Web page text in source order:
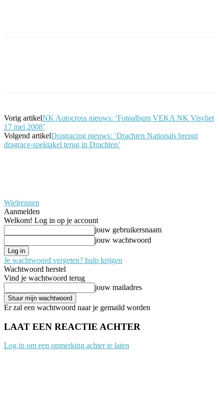
Vorig artikelNK Autocross nieuws: ‘Fotoalbum VEKA NK Visvliet
17 mei 2008’
Volgend artikelDragracing nieuws: ‘Drachten Nationals brengt
dragrace-spektakel terug in Drachten’
Wielrennen
Aanmelden
Welkom! Log in op je account
jouw gebruikersnaam
jouw wachtwoord
Je wachtwoord vergeten? hulp krijgen
Wachtwoord herstel
Vind je wachtwoord terug
jouw mailadres
Er zal een wachtwoord naar je gemaild worden
LAAT EEN REACTIE ACHTER
Log in om een opmerking achter te laten